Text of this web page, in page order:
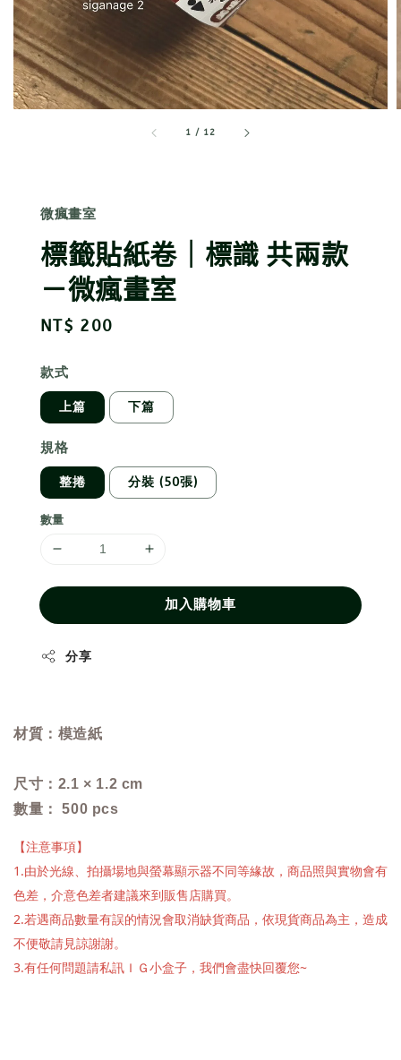
1 / 12
微瘋畫室
標籤貼紙卷｜標識 共兩款
－微瘋畫室
Regular
NT$ 200
款式
上篇 下篇
規格
整捲 分裝 (50張)
數量
加入購物車
分享
材質： 模造紙
尺寸： 2.1 × 1.2 cm
數量： 500 pcs
【注意事項】
1.由於光線、拍攝場地與螢幕顯示器不同等緣故，商品照與實物會有
色差，介意色差者建議來到販售店購買。
2.若遇商品數量有誤的情況會取消缺貨商品，依現貨商品為主，造成
不便敬請見諒謝謝。
3.有任何問題請私訊ＩＧ小盒子，我們會盡快回覆您~